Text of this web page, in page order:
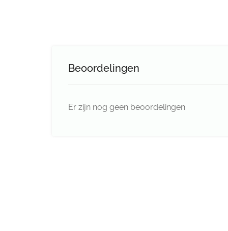
Beoordelingen
Er zijn nog geen beoordelingen